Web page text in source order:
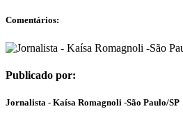
Comentários:
Publicado por:
Jornalista - Kaísa Romagnoli -São Paulo/SP